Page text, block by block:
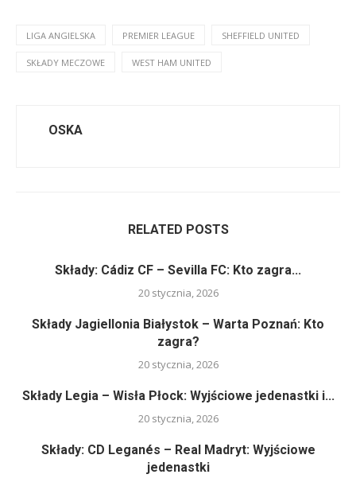
LIGA ANGIELSKA PREMIER LEAGUE SHEFFIELD UNITED
SKŁADY MECZOWE WEST HAM UNITED
OSKA
RELATED POSTS
Składy: Cádiz CF – Sevilla FC: Kto zagra...
20 stycznia, 2026
Składy Jagiellonia Białystok – Warta Poznań: Kto
zagra?
20 stycznia, 2026
Składy Legia – Wisła Płock: Wyjściowe jedenastki i...
20 stycznia, 2026
Składy: CD Leganés – Real Madryt: Wyjściowe
jedenastki